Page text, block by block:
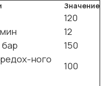
Значение
120
12
150
ного
100